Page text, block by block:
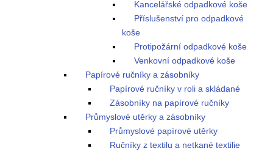
Kancelářské odpadkové koše
Příslušenství pro odpadkové
koše
Protipožární odpadkové koše
Venkovní odpadkové koše
Papírové ručníky a zásobníky
Papírové ručníky v roli a skládané
Zásobníky na papírové ručníky
Průmyslové utěrky a zásobníky
Průmyslové papírové utěrky
Ručníky z textilu a netkané textilie